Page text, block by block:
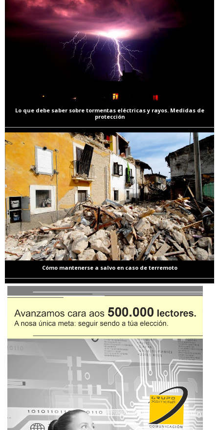
Lo que debe saber sobre tormentas eléctricas y rayos. Medidas de
protección
Cómo mantenerse a salvo en caso de terremoto